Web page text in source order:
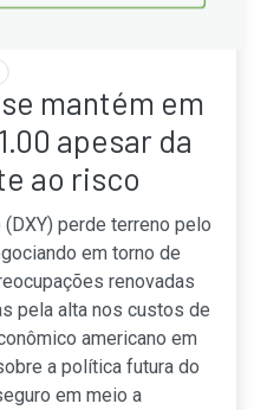
mantém em
apesar da
ao risco
perde terreno pelo
em torno de
renovadas
pela alta nos custos de
americano em
a política futura do
em meio a